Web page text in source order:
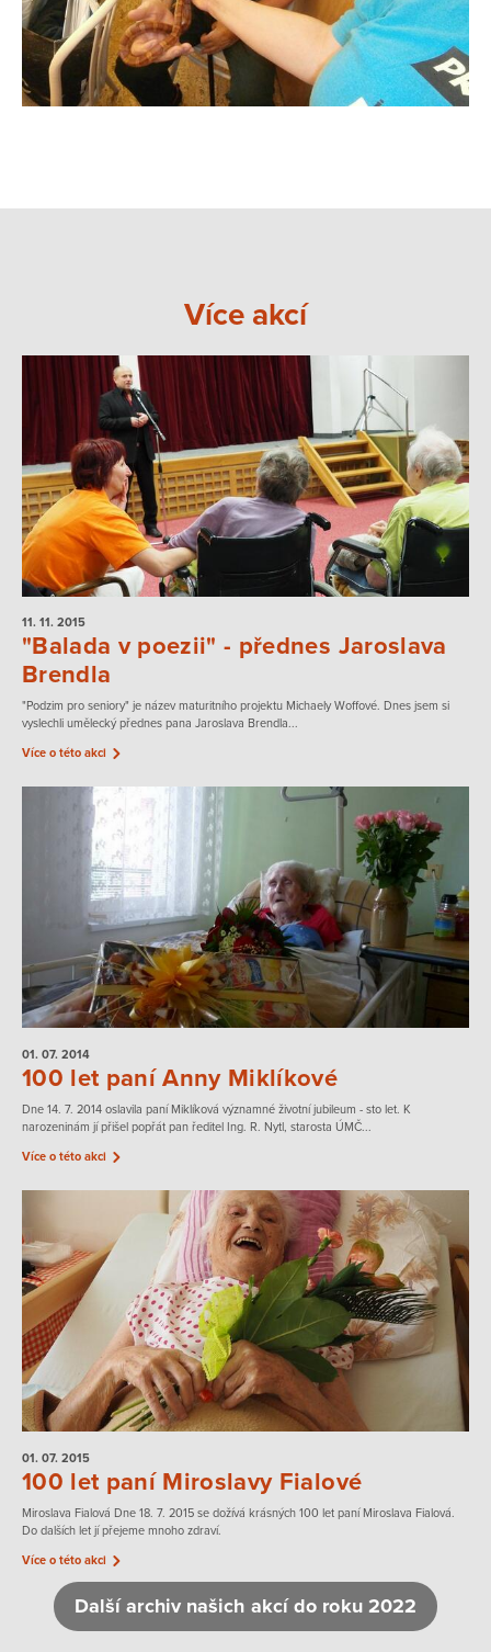
Více akcí
11. 11. 2015
"Balada v poezii" - přednes Jaroslava
Brendla
"Podzim pro seniory" je název maturitního projektu Michaely Woffové. Dnes jsem si
vyslechli umělecký přednes pana Jaroslava Brendla...
Více o této akci
01. 07. 2014
100 let paní Anny Miklíkové
Dne 14. 7. 2014 oslavila paní Miklíková významné životní jubileum - sto let. K
narozeninám jí přišel popřát pan ředitel Ing. R. Nytl, starosta ÚMČ...
Více o této akci
01. 07. 2015
100 let paní Miroslavy Fialové
Miroslava Fialová Dne 18. 7. 2015 se dožívá krásných 100 let paní Miroslava Fialová.
Do dalších let jí přejeme mnoho zdraví.
Více o této akci
Další archiv našich akcí do roku 2022